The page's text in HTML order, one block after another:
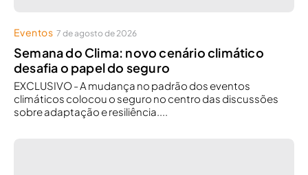
Eventos 7 de agosto de 2026
Semana do Clima: novo cenário climático
desafia o papel do seguro
EXCLUSIVO - A mudança no padrão dos eventos
climáticos colocou o seguro no centro das discussões
sobre adaptação e resiliência....